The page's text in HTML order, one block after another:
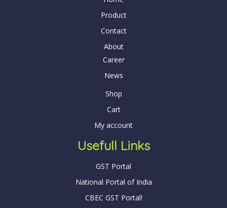
Product
Contact
About
Career
News
Shop
Cart
My account
Usefull Links
GST Portal
National Portal of India
CBEC GST Portal!